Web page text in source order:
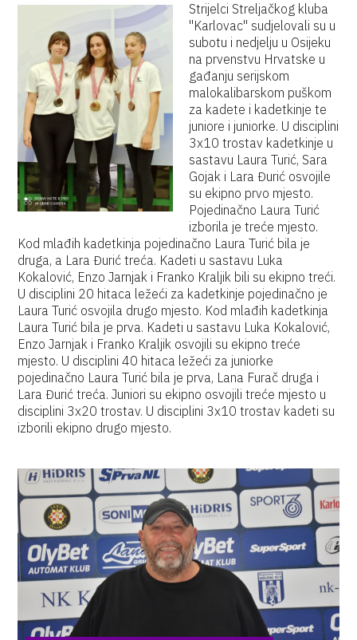
Strijelci Streljačkog kluba
"Karlovac" sudjelovali su u
subotu i nedjelju u Osijeku
na prvenstvu Hrvatske u
gađanju serijskom
malokalibarskom puškom
za kadete i kadetkinje te
juniore i juniorke. U disciplini
3x10 trostav kadetkinje u
sastavu Laura Turić, Sara
Gojak i Lara Đurić osvojile
su ekipno prvo mjesto.
Pojedinačno Laura Turić
izborila je treće mjesto.
Kod mlađih kadetkinja pojedinačno Laura Turić bila je
druga, a Lara Đurić treća. Kadeti u sastavu Luka
Kokalović, Enzo Jarnjak i Franko Kraljik bili su ekipno treći.
U disciplini 20 hitaca ležeći za kadetkinje pojedinačno je
Laura Turić osvojila drugo mjesto. Kod mlađih kadetkinja
Laura Turić bila je prva. Kadeti u sastavu Luka Kokalović,
Enzo Jarnjak i Franko Kraljik osvojili su ekipno treće
mjesto. U disciplini 40 hitaca ležeći za juniorke
pojedinačno Laura Turić bila je prva, Lana Furač druga i
Lara Đurić treća. Juniori su ekipno osvojili treće mjesto u
disciplini 3x20 trostav. U disciplini 3x10 trostav kadeti su
izborili ekipno drugo mjesto.